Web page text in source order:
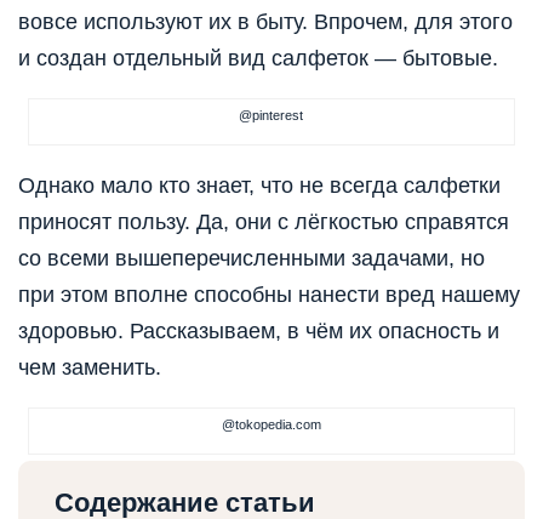
вовсе используют их в быту. Впрочем, для этого
и создан отдельный вид салфеток — бытовые.
@pinterest
Однако мало кто знает, что не всегда салфетки
приносят пользу. Да, они с лёгкостью справятся
со всеми вышеперечисленными задачами, но
при этом вполне способны нанести вред нашему
здоровью. Рассказываем, в чём их опасность и
чем заменить.
@tokopedia.com
Содержание статьи